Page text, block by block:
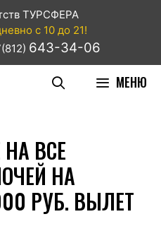
ТУРСФЕРА
с 10 до 21!
643-34-06
МЕНЮ
ВСЕ
НА
РУБ. ВЫЛЕТ